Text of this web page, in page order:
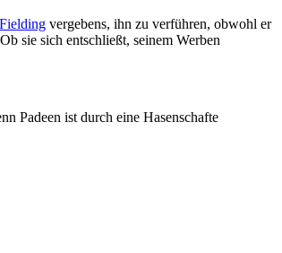
vergebens, ihn zu verführen, obwohl er
sie sich entschließt, seinem Werben
Padeen ist durch eine Hasenschafte